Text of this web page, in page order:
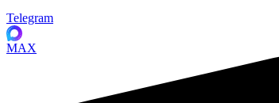
Telegram
MAX